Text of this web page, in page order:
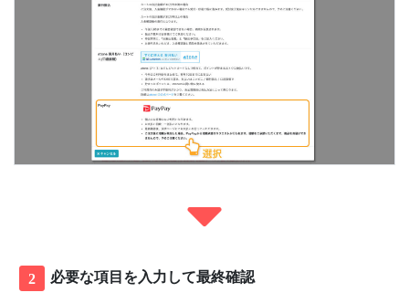
2 必要な項目を入力して最終確認